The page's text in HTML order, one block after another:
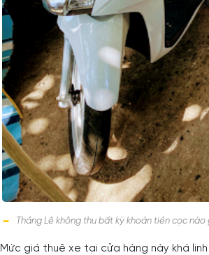
Thắng Lê không thu bất kỳ khoản tiền cọc
Mức giá thuê xe tại cửa hàng này khá